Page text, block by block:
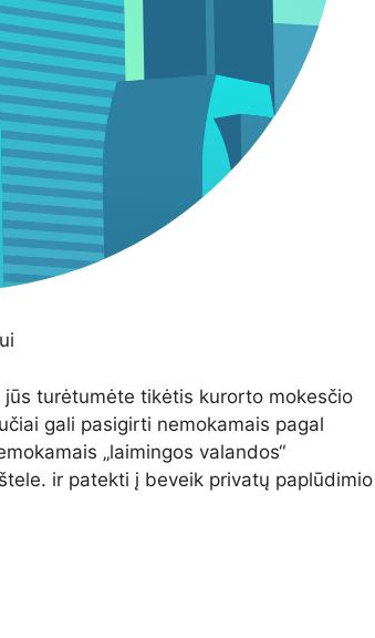
jūs turėtumėte tikėtis kurorto mokesčio
gali pasigirti nemokamais pagal
„laimingos valandos“
ir patekti į beveik privatų paplūdimio